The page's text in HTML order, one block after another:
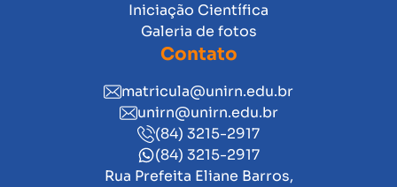
Iniciação Científica
Galeria de fotos
Contato
matricula@unirn.edu.br
unirn@unirn.edu.br
(84) 3215-2917
(84) 3215-2917
Rua Prefeita Eliane Barros,